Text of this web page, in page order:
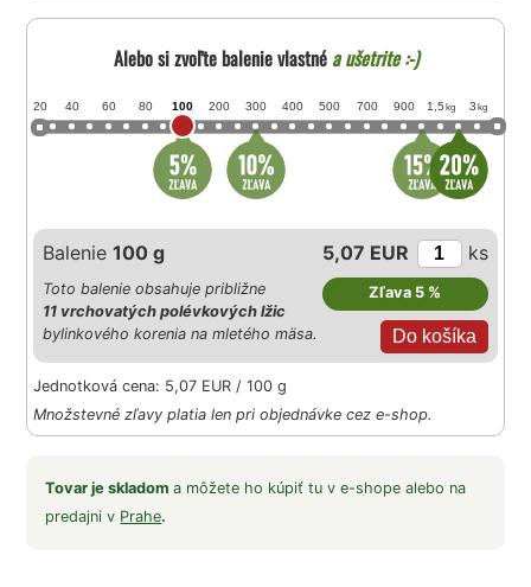
Alebo si zvoľte balenie vlastnéa ušetrite :-)
20 40 60 80 100 200 300 400 500 700 900 1,5 kg 3 kg
Balenie100 g 5,07 EUR ks
Zľava 5 %
Toto balenie obsahuje približne
11 vrchovatých polévkových lžic
bylinkového korenia na mletého mäsa.
Jednotková cena: 5,07 EUR / 100 g
Množstevné zľavy platia len pri objednávke cez e-shop.
Tovar je skladoma môžete ho kúpiť tu v e-shope alebo na
predajni v Prahe.